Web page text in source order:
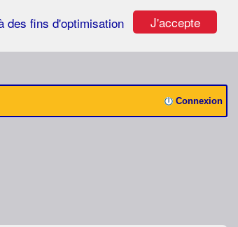
J'accepte
des fins d'optimisation
Connexion